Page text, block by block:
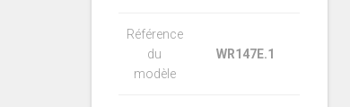
Référence
du
modèle
WR147E.1